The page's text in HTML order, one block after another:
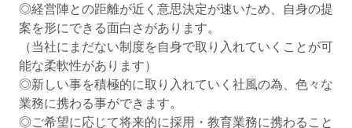
◎経営陣との距離が近く意思決定が速いため、自身の提
案を形にできる面白さがあります。
（当社にまだない制度を自身で取り入れていくことが可
能な柔軟性があります）
◎新しい事を積極的に取り入れていく社風の為、色々な
業務に携わる事ができます。
◎ご希望に応じて将来的に採用・教育業務に携わること